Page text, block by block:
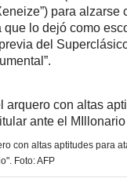
para alzarse
que lo dejó como
del
con altas aptitudes para
Foto: AFP